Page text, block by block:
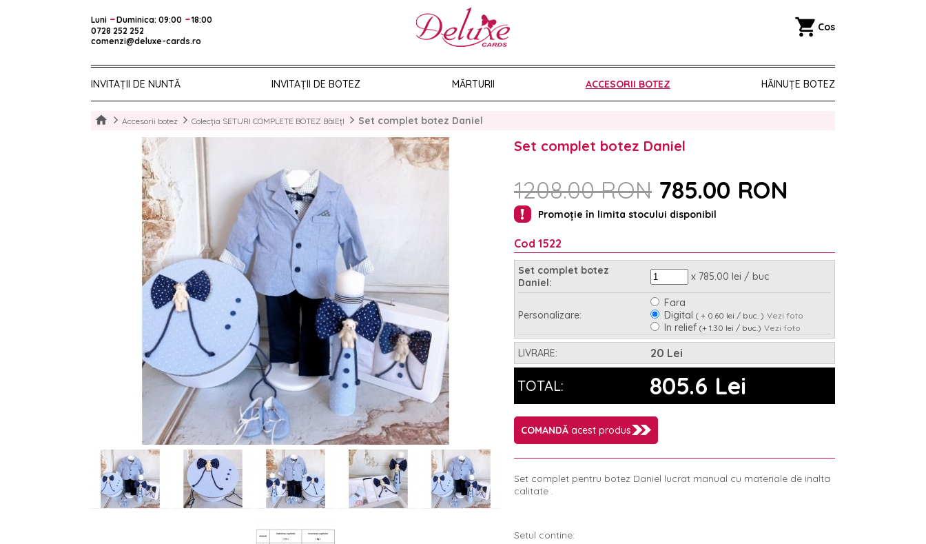
Luni –Duminica: 09:00 –18:00
0728 252 252
comenzi@deluxe-cards.ro
shopping_cart Cos
HĂINUȚE BOTEZ
ACCESORII BOTEZ
MĂRTURII
INVITAȚII DE BOTEZ
INVITAȚII DE NUNTĂ
Accesorii botez Colecția SETURI COMPLETE BOTEZ BăIEțI Set complet botez Daniel
Set complet botez Daniel
1208.00 RON 785.00 RON
Promoție în limita stocului disponibil
Cod 1522
Set complet botez
Daniel:
x 785.00 lei / buc
Personalizare:
Fara
Digital ( + 0.60 lei / buc. ) Vezi foto
In relief (+ 1.30 lei / buc.) Vezi foto
Asamblare: Nu Da(+ 0.95 lei / buc.)
LIVRARE: 20 Lei
TOTAL: 805.6 Lei
COMANDĂ acest produs
Set complet pentru botez Daniel lucrat manual cu materiale de inalta
calitate .
Setul contine: